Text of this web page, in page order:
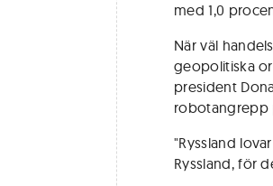
med 1,0
När väl
geopolitiska
president
robotangrepp
"Ryssland
Ryssland, för